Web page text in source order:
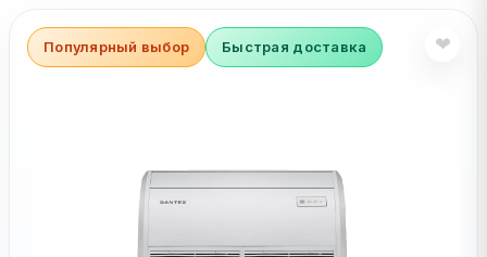
Популярный выбор Быстрая доставка ❤